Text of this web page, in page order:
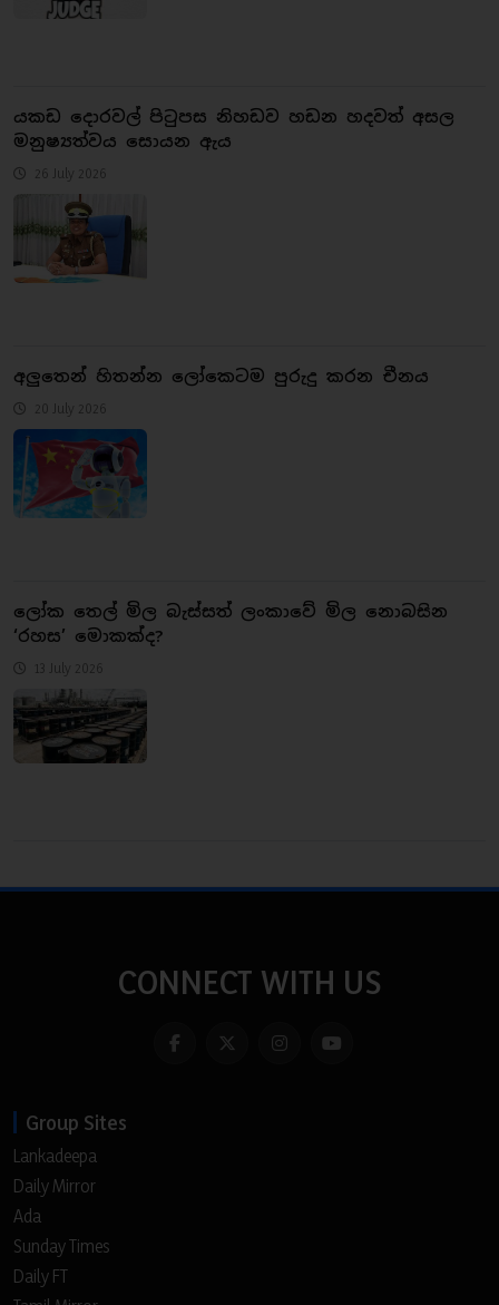
යකඩ දොරවල් පිටුපස නිහඩව හඩන හදවත් අසල
මනුෂ්‍යත්වය සොයන ඇය
26 July 2026
අලුතෙන් හිතන්න ලෝකෙටම පුරුදු කරන චීනය
20 July 2026
ලෝක තෙල් මිල බැස්සත් ලංකාවේ මිල නොබසින
‘රහස’ මොකක්ද?
13 July 2026
CONNECT WITH US
Group Sites
Lankadeepa
Daily Mirror
Ada
Sunday Times
Daily FT